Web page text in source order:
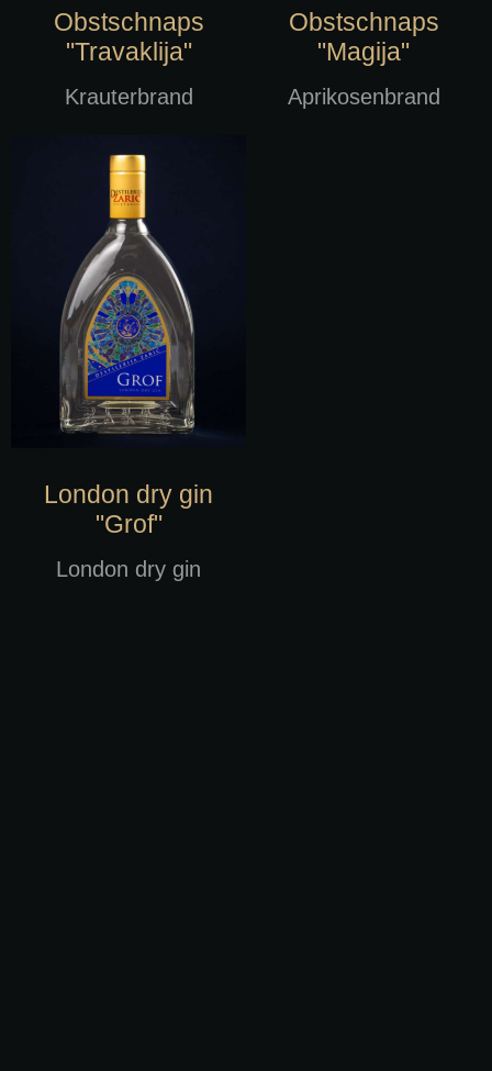
Obstschnaps
"Travaklija"
Krauterbrand
Obstschnaps
"Magija"
Aprikosenbrand
London dry gin
"Grof"
London dry gin